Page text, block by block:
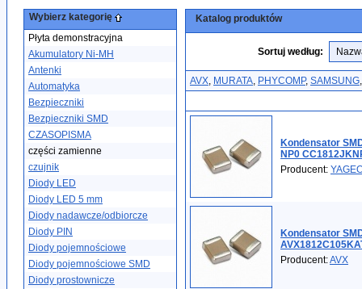
Wybierz kategorię
Płyta demonstracyjna
Akumulatory Ni-MH
Antenki
Automatyka
Bezpieczniki
Bezpieczniki SMD
CZASOPISMA
części zamienne
czujnik
Diody LED
Diody LED 5 mm
Diody nadawcze/odbiorcze
Diody PIN
Diody pojemnościowe
Diody pojemnościowe SMD
Diody prostownicze
Katalog produktów
Sortuj według:
AVX, MURATA, PHYCOMP, SAMSUNG
Kondensator
NP0
Producent:
Kondensator
Producent:AVX